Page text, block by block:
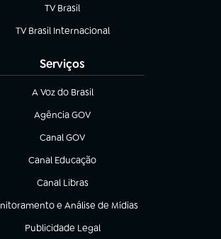
TV Brasil
(abre em nova aba)
TV Brasil Internacional
(abre em nova aba)
Serviços
A Voz do Brasil
(abre em nova aba)
Agência GOV
(abre em nova aba)
Canal GOV
(abre em nova aba)
Canal Educação
(abre em nova aba)
Canal Libras
(abre em nova aba)
e Análise de Mídias
em nova aba)
Publicidade Legal
(abre em nova aba)